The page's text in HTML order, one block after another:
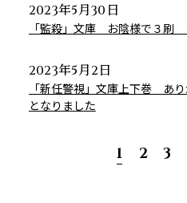
2023年5月30日
「監殺」文庫 お陰様で３刷
2023年5月2日
「新任警視」文庫上下巻 あ
となりました
1 2 3